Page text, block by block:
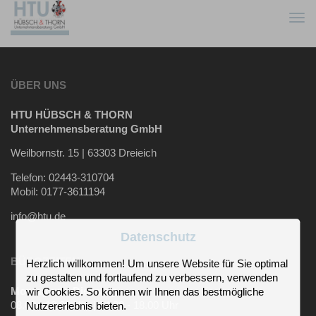
ÜBER UNS
HTU HÜBSCH & THORN
Unternehmensberatung GmbH
Weilbornstr. 15 | 63303 Dreieich
Telefon: 02443-310704
Mobil: 0177-3611194
info@htu.de
BÜROZEITEN
Montag und Dienstag
08.00 - 12.00 Uhr | 14.00 - 18.00 Uhr
Datenschutz
Herzlich willkommen! Um unsere Website für Sie optimal
zu gestalten und fortlaufend zu verbessern, verwenden
wir Cookies. So können wir Ihnen das bestmögliche
Nutzererlebnis bieten.